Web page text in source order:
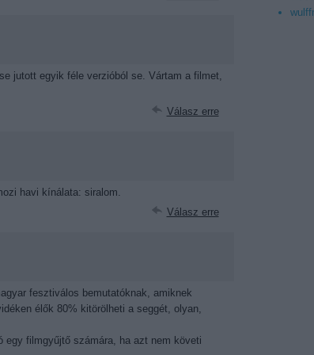
jutott egyik féle verzióból se. Vártam a filmet,
Válasz erre
havi kínálata: siralom.
Válasz erre
fesztiválos bemutatóknak, amiknek
élők 80% kitörölheti a seggét, olyan,
egy filmgyűjtő számára, ha azt nem követi